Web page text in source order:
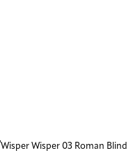
Wisper Wisper 03 Roman Blind